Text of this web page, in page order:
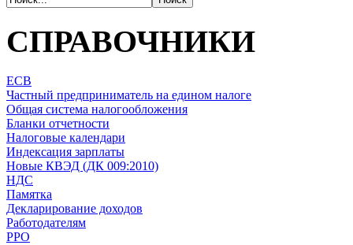
СПРАВОЧНИКИ
ЕСВ
Частный предприниматель на едином налоге
Общая система налогообложения
Бланки отчетности
Налоговые календари
Индексация зарплаты
Новые КВЭД (ДК 009:2010)
НДС
Памятка
Декларирование доходов
Работодателям
РРО